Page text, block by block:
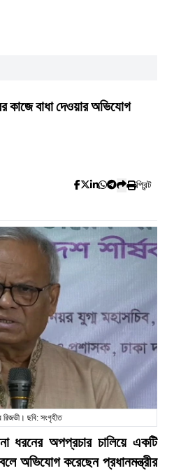
কাজে বাধা দেওয়ার অভিযোগ
প্রিন্ট
রিজভী। ছবি: সংগৃহীত
ধরনের অপপ্রচার চালিয়ে একটি
বলে অভিযোগ করেছেন প্রধানমন্ত্রীর